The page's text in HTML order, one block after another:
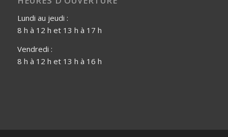
Lundi au jeudi :
8 h à 12 h et 13 h à 17 h
Vendredi :
8 h à 12 h et 13 h à 16 h